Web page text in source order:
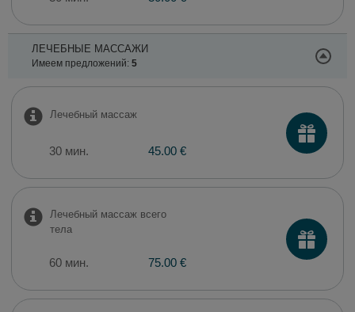
ЛЕЧЕБНЫЕ МАССАЖИ
Имеем предложений: 5
Лечебный массаж
30 мин. 45.00 €
Лечебный массаж всего
тела
60 мин. 75.00 €